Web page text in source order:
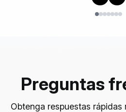
Preguntas
Obtenga respuestas